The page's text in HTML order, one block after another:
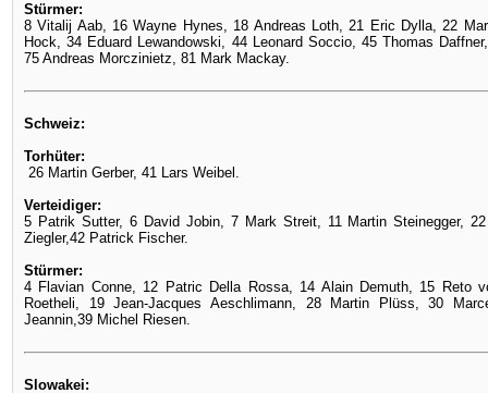
Stürmer:
8 Vitalij Aab, 16 Wayne Hynes, 18 Andreas Loth, 21 Eric Dylla, 22
Hock, 34 Eduard Lewandowski, 44 Leonard Soccio, 45 Thomas
75 Andreas Morczinietz, 81 Mark Mackay.
Schweiz:
Torhüter:
26 Martin Gerber, 41 Lars Weibel.
Verteidiger:
5 Patrik Sutter, 6 David Jobin, 7 Mark Streit, 11 Martin Steinegger,
Ziegler,42 Patrick Fischer.
Stürmer:
4 Flavian Conne, 12 Patric Della Rossa, 14 Alain Demuth, 15 Reto
Roetheli, 19 Jean-Jacques Aeschlimann, 28 Martin Plüss, 30
Jeannin,39 Michel Riesen.
Slowakei: